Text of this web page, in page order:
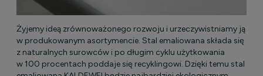
Żyjemy ideą zrównoważonego rozwoju i urzeczywistniamy ją
w produkowanym asortymencie. Stal emaliowana składa się
z naturalnych surowców i po długim cyklu użytkowania
w 100 procentach poddaje się recyklingowi. Dzięki temu stal